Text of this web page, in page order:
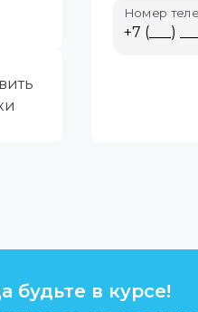
Номер
будьте в курсе!